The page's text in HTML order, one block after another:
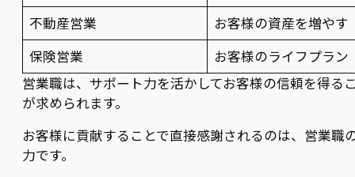
不動産営業
お客様の資産を増やす
保険営業
お客様のライフプラン
営業職は、サポート力を活かしてお客様の信頼を得る
が求められます。
お客様に貢献することで直接感謝されるのは、営業職
力です。